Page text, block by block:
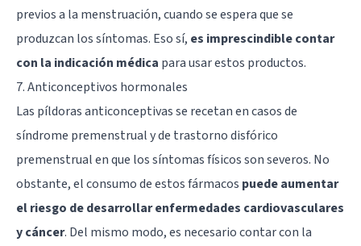
previos a la menstruación, cuando se espera que se
produzcan los síntomas. Eso sí, es imprescindible contar
con la indicación médica para usar estos productos.
7. Anticonceptivos hormonales
Las píldoras anticonceptivas se recetan en casos de
síndrome premenstrual y de trastorno disfórico
premenstrual en que los síntomas físicos son severos. No
obstante, el consumo de estos fármacos puede aumentar
el riesgo de desarrollar enfermedades cardiovasculares
y cáncer. Del mismo modo, es necesario contar con la